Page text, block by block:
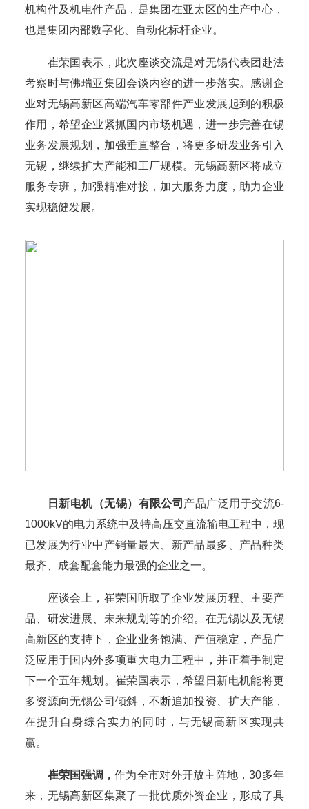
机构件及机电件产品，是集团在亚太区的生产中心，
也是集团内部数字化、自动化标杆企业。
崔荣国表示，此次座谈交流是对无锡代表团赴法
考察时与佛瑞亚集团会谈内容的进一步落实。感谢企
业对无锡高新区高端汽车零部件产业发展起到的积极
作用，希望企业紧抓国内市场机遇，进一步完善在锡
业务发展规划，加强垂直整合，将更多研发业务引入
无锡，继续扩大产能和工厂规模。无锡高新区将成立
服务专班，加强精准对接，加大服务力度，助力企业
实现稳健发展。
日新电机（无锡）有限公司 产品广泛用于交流6-
1000kV的电力系统中及特高压交直流输电工程中，现
已发展为行业中产销量最大、新产品最多、产品种类
最齐、成套配套能力最强的企业之一。
座谈会上，崔荣国听取了企业发展历程、主要产
品、研发进展、未来规划等的介绍。在无锡以及无锡
高新区的支持下，企业业务饱满、产值稳定，产品广
泛应用于国内外多项重大电力工程中，并正着手制定
下一个五年规划。崔荣国表示，希望日新电机能将更
多资源向无锡公司倾斜，不断追加投资、扩大产能，
在提升自身综合实力的同时，与无锡高新区实现共
赢。
崔荣国强调，作为全市对外开放主阵地，30多年
来，无锡高新区集聚了一批优质外资企业，形成了具